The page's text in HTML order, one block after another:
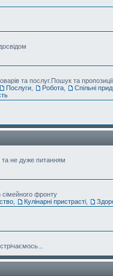
та послуг.Пошук та
Послуги, Робота,
Спільні
не дуже питанням
фронту
, Кулінарні пристрасті,